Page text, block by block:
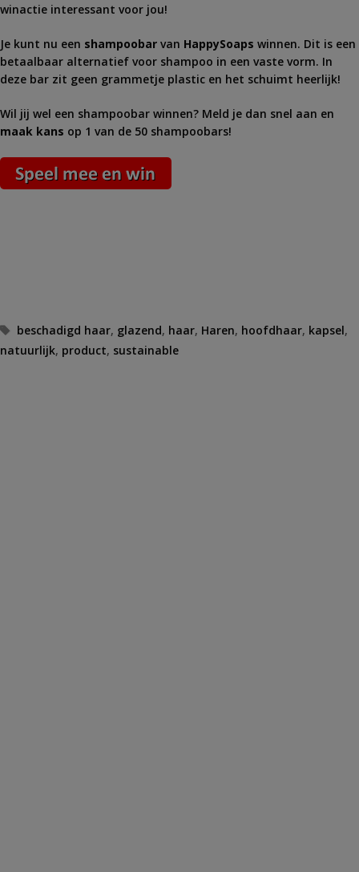
winactie interessant voor jou!
Je kunt nu een shampoobar van HappySoaps winnen. Dit is een
betaalbaar alternatief voor shampoo in een vaste vorm. In
deze bar zit geen grammetje plastic en het schuimt heerlijk!
Wil jij wel een shampoobar winnen? Meld je dan snel aan en
maak kans op 1 van de 50 shampoobars!
Tags
beschadigd haar, glazend, haar, Haren, hoofdhaar, kapsel,
natuurlijk, product, sustainable